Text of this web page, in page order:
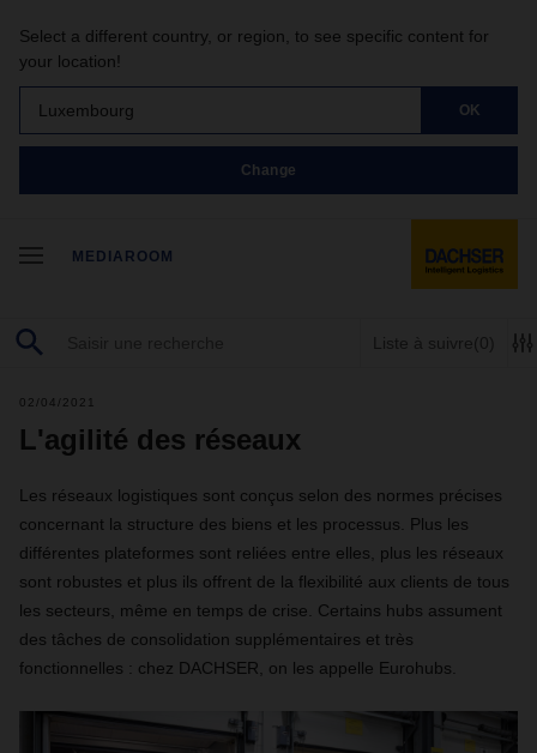
Select a different country, or region, to see specific content for
your location!
Luxembourg OK
Change
MEDIAROOM
Liste à suivre(0)
02/04/2021
L'agilité des réseaux
Les réseaux logistiques sont conçus selon des normes précises
concernant la structure des biens et les processus. Plus les
différentes plateformes sont reliées entre elles, plus les réseaux
sont robustes et plus ils offrent de la flexibilité aux clients de tous
les secteurs, même en temps de crise. Certains hubs assument
des tâches de consolidation supplémentaires et très
fonctionnelles : chez DACHSER, on les appelle Eurohubs.